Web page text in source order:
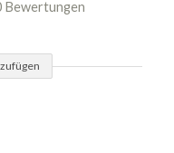
Bewertungen